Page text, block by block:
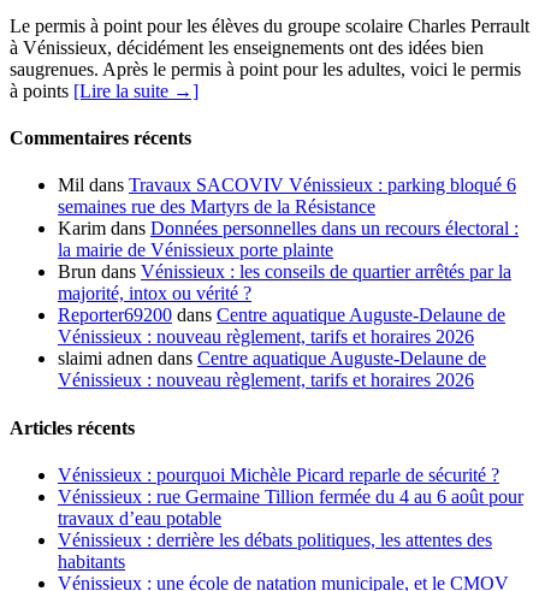
Le permis à point pour les élèves du groupe scolaire Charles Perrault
à Vénissieux, décidément les enseignements ont des idées bien
saugrenues. Après le permis à point pour les adultes, voici le permis
à points [Lire la suite →]
Commentaires récents
Mil dans Travaux SACOVIV Vénissieux : parking bloqué 6
semaines rue des Martyrs de la Résistance
Karim dans Données personnelles dans un recours électoral :
la mairie de Vénissieux porte plainte
Brun dans Vénissieux : les conseils de quartier arrêtés par la
majorité, intox ou vérité ?
Reporter69200 dans Centre aquatique Auguste-Delaune de
Vénissieux : nouveau règlement, tarifs et horaires 2026
slaimi adnen dans Centre aquatique Auguste-Delaune de
Vénissieux : nouveau règlement, tarifs et horaires 2026
Articles récents
Vénissieux : pourquoi Michèle Picard reparle de sécurité ?
Vénissieux : rue Germaine Tillion fermée du 4 au 6 août pour
travaux d’eau potable
Vénissieux : derrière les débats politiques, les attentes des
habitants
Vénissieux : une école de natation municipale, et le CMOV